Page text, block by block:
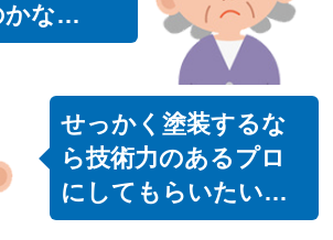
かな…
せっかく塗装するな
ら技術力のあるプロ
にしてもらいたい…